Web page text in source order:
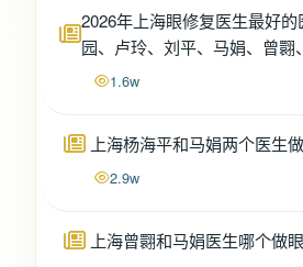
2026年上海眼修复医生最好
园、卢玲、刘平、马娟、曾翾
1.6w
上海杨海平和马娟两个医生
2.9w
上海曾翾和马娟医生哪个做